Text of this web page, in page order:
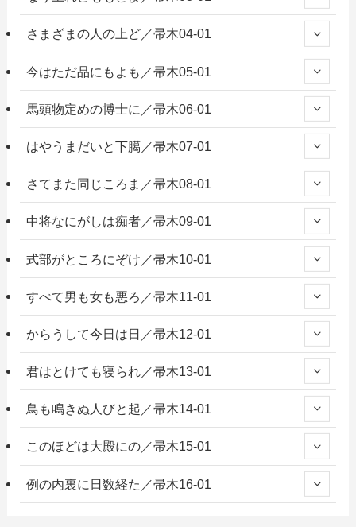
さまざまの人の上ど／帚木04-01
今はただ品にもよも／帚木05-01
馬頭物定めの博士に／帚木06-01
はやうまだいと下臈／帚木07-01
さてまた同じころま／帚木08-01
中将なにがしは痴者／帚木09-01
式部がところにぞけ／帚木10-01
すべて男も女も悪ろ／帚木11-01
からうして今日は日／帚木12-01
君はとけても寝られ／帚木13-01
鳥も鳴きぬ人びと起／帚木14-01
このほどは大殿にの／帚木15-01
例の内裏に日数経た／帚木16-01